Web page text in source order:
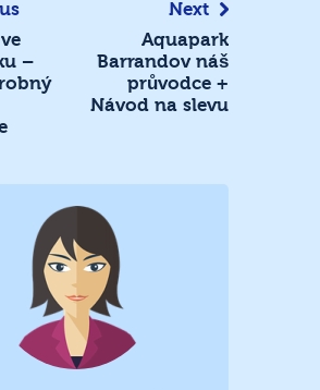
–
Next
Aquapark
Barrandov náš
průvodce +
Návod na slevu